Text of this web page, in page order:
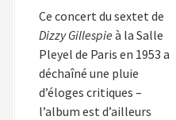
Ce concert du sextet de
Dizzy Gillespie à la Salle
Pleyel de Paris en 1953 a
déchaîné une pluie
d’éloges critiques –
l’album est d’ailleurs